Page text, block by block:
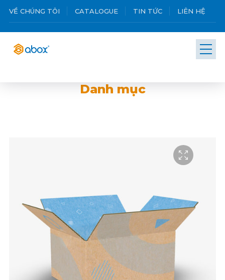
VỀ CHÚNG TÔI CATALOGUE TIN TỨC LIÊN HỆ
Danh mục